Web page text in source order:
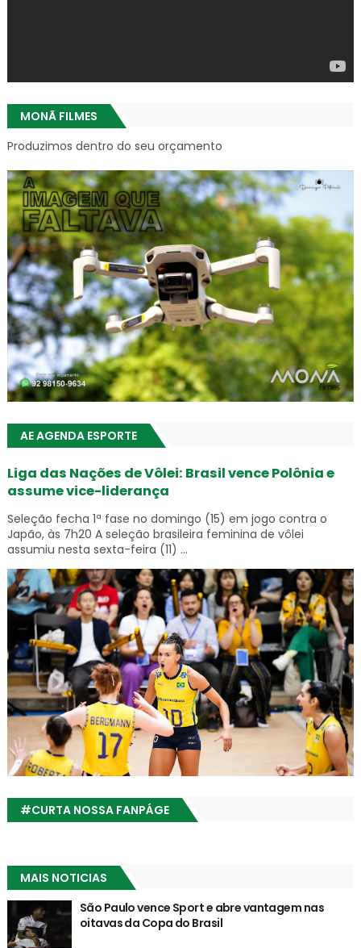
MONÃ FILMES
Produzimos dentro do seu orçamento
AE AGENDA ESPORTE
Liga das Nações de Vôlei: Brasil vence Polônia e
assume vice-liderança
Seleção fecha 1ª fase no domingo (15) em jogo contra o
Japão, às 7h20 A seleção brasileira feminina de vôlei
assumiu nesta sexta-feira (11) ...
#CURTA NOSSA FANPÁGE
MAIS NOTICIAS
São Paulo vence Sport e abre vantagem nas
oitavas da Copa do Brasil